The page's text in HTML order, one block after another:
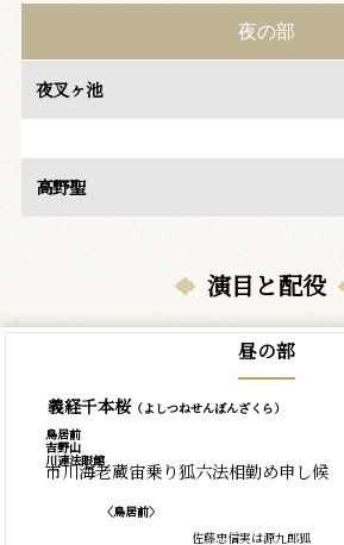
夜の部
夜叉ヶ池
高野聖
演目と配役
昼の部
義経千本桜（よしつねせんぼんざくら）
鳥居前
吉野山
川連法眼館
市川海老蔵宙乗り狐六法相勤め申し候
〈鳥居前〉
佐藤忠信実は源九郎狐